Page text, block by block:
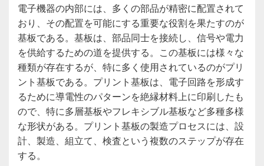
電子機器の内部には、多くの部品が精密に配置されて
おり、その配置を可能にする重要な役割を果たすのが
基板である。 基板は、部品同士を接続し、信号や電力
を供給するための道を提供する。この基板には様々な
種類が存在するが、特に多く使用されているのがプリ
ント基板である。プリント基板は、電子回路を形成す
るために導電性のパターンを絶縁材料上に印刷したも
ので、特に多層基板やフレキシブル基板など多種多様
な形状がある。プリント基板の製造プロセスには、設
計、製造、組立て、検査という複数のステップが存在
する。